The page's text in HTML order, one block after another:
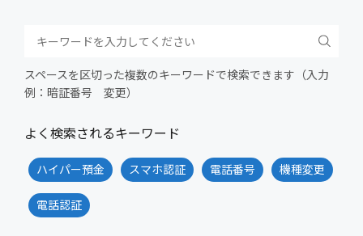
スペースを区切った複数のキーワードで検索できます（入力
例：暗証番号 変更）
よく検索されるキーワード
ハイパー預金 スマホ認証 電話番号 機種変更
電話認証